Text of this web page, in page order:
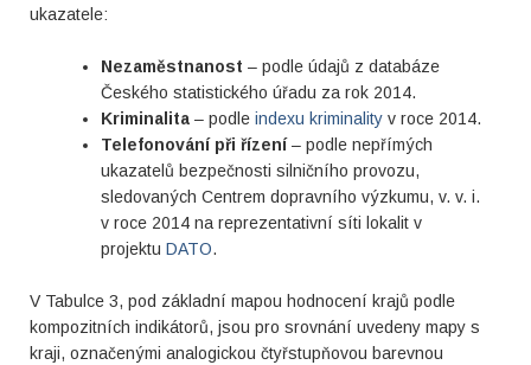
ukazatele:
Nezaměstnanost – podle údajů z databáze
Českého statistického úřadu za rok 2014.
Kriminalita – podle indexu kriminality v roce 2014.
Telefonování při řízení– podle nepřímých
ukazatelů bezpečnosti silničního provozu,
sledovaných Centrem dopravního výzkumu, v. v. i.
v roce 2014 na reprezentativní síti lokalit v
projektu DATO.
V Tabulce 3, pod základní mapou hodnocení krajů podle
kompozitních indikátorů, jsou pro srovnání uvedeny mapy s
kraji, označenými analogickou čtyřstupňovou barevnou